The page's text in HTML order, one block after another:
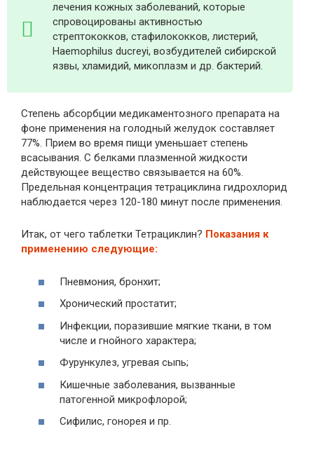
лечения кожных заболеваний, которые
спровоцированы активностью
стрептококков, стафилококков, листерий,
Haemophilus ducreyi, возбудителей сибирской
язвы, хламидий, микоплазм и др. бактерий.
Степень абсорбции медикаментозного препарата на
фоне применения на голодный желудок составляет
77%. Прием во время пищи уменьшает степень
всасывания. С белками плазменной жидкости
действующее вещество связывается на 60%.
Предельная концентрация тетрациклина гидрохлорид
наблюдается через 120-180 минут после применения.
Итак, от чего таблетки Тетрациклин? Показания к
применению следующие:
Пневмония, бронхит;
Хронический простатит;
Инфекции, поразившие мягкие ткани, в том
числе и гнойного характера;
Фурункулез, угревая сыпь;
Кишечные заболевания, вызванные
патогенной микрофлорой;
Сифилис, гонорея и пр.